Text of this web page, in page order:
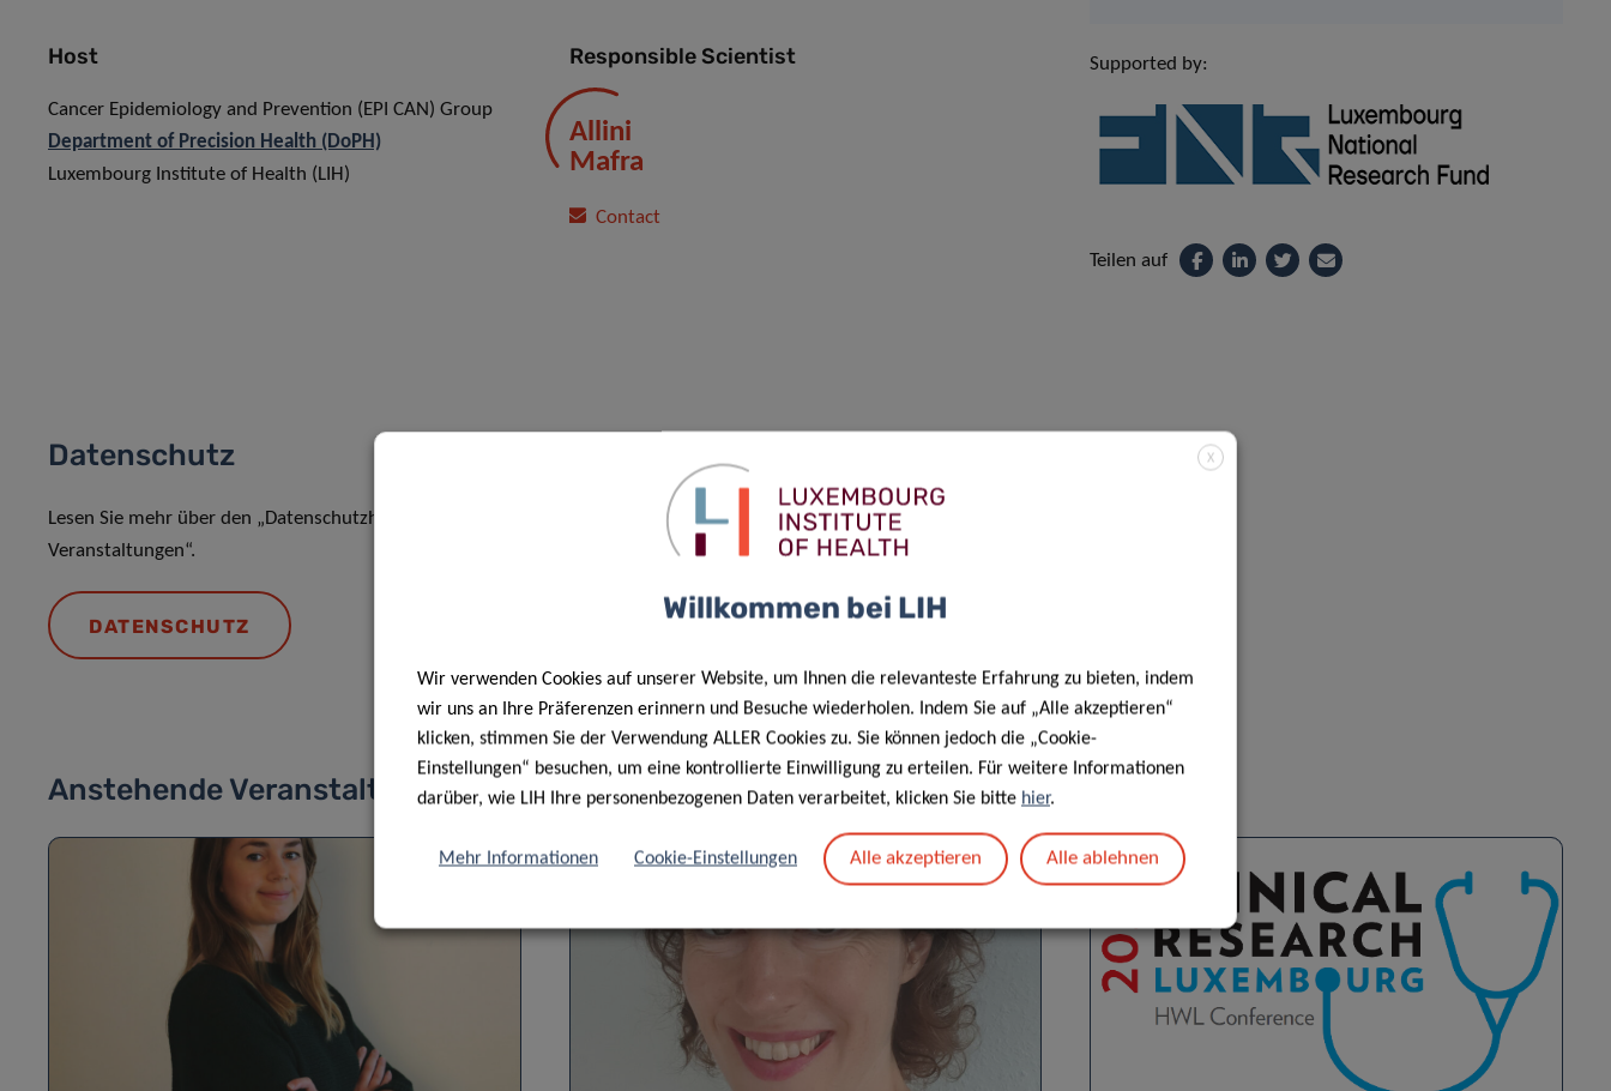
Host
Cancer Epidemiology and Prevention (EPI CAN) Group
Department of Precision Health (DoPH)
Luxembourg Institute of Health (LIH)
Responsible Scientist
Allini
Mafra
Contact
Supported by:
Teilen auf
Datenschutz
Lesen Sie mehr über den „Datenschutzhinweis: Verarbeitung personenbezogener Daten im Rahmen der Organisation von
Veranstaltungen“.
DATENSCHUTZ
Anstehende Veranstaltungen
X
Willkommen bei LIH
Wir verwenden Cookies auf unserer Website, um Ihnen die relevanteste Erfahrung zu bieten, indem
wir uns an Ihre Präferenzen erinnern und Besuche wiederholen. Indem Sie auf „Alle akzeptieren“
klicken, stimmen Sie der Verwendung ALLER Cookies zu. Sie können jedoch die „Cookie-
Einstellungen“ besuchen, um eine kontrollierte Einwilligung zu erteilen. Für weitere Informationen
darüber, wie LIH Ihre personenbezogenen Daten verarbeitet, klicken Sie bitte hier.
Mehr Informationen Cookie-Einstellungen Alle akzeptieren Alle ablehnen